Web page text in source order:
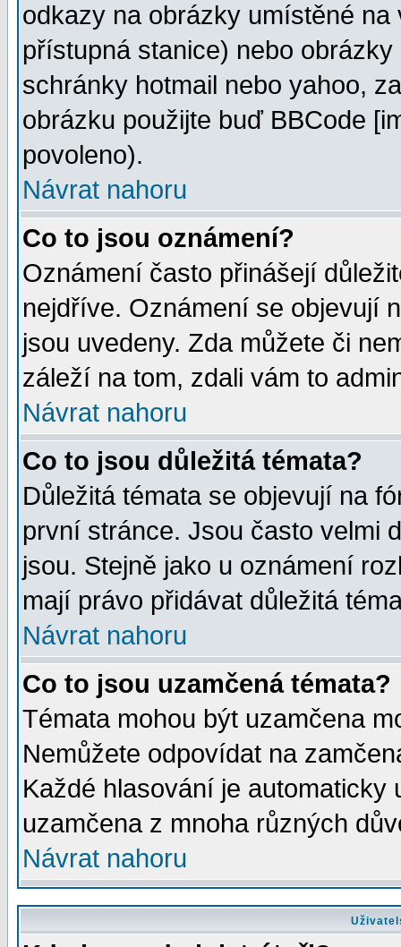
odkazy na obrázky umístěné
přístupná stanice) nebo
schránky hotmail nebo yahoo,
obrázku použijte buď BBCode
povoleno).
Návrat nahoru
Co to jsou oznámení?
Oznámení často přinášejí
nejdříve. Oznámení se objevují
jsou uvedeny. Zda můžete či
záleží na tom, zdali vám to
Návrat nahoru
Co to jsou důležitá témata?
Důležitá témata se objevují na
první stránce. Jsou často velmi
jsou. Stejně jako u oznámení
mají právo přidávat důležitá
Návrat nahoru
Co to jsou uzamčená témata?
Témata mohou být uzamčena
Nemůžete odpovídat na
Každé hlasování je automaticky
uzamčena z mnoha různých
Návrat nahoru